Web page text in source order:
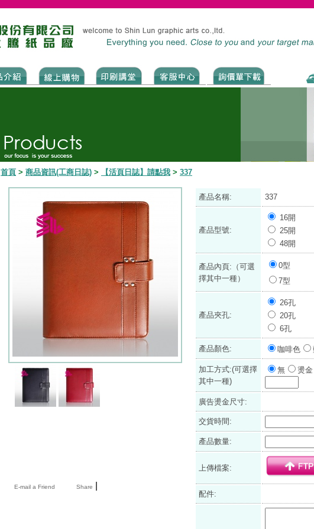
首頁 > 商品資訊(工商日誌) > 【活頁日誌】請點我 > 337
E-mail a Friend Share
產品名稱: 337
產品型號:
16開
25開
48開
產品內頁:（可選
擇其中一種）
0型
7型
產品夾孔:
26孔
20孔
6孔
產品顏色: 咖啡色
加工方式:(可選擇
其中一種)
無 燙金
廣告燙金尺寸:
交貨時間:
產品數量:
上傳檔案:
配件: